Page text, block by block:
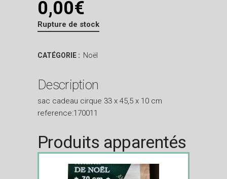
0,00€
Rupture de stock
CATÉGORIE : Noël
Description
sac cadeau cirque 33 x 45,5 x 10 cm
reference:170011
Produits apparentés